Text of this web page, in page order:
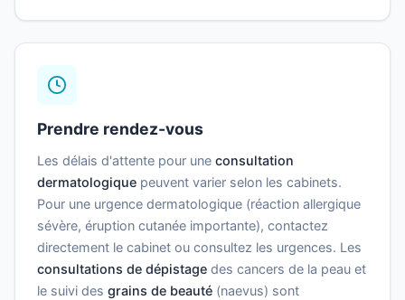
Prendre rendez-vous
Les délais d'attente pour une consultation
dermatologique peuvent varier selon les cabinets.
Pour une urgence dermatologique (réaction allergique
sévère, éruption cutanée importante), contactez
directement le cabinet ou consultez les urgences. Les
consultations de dépistage des cancers de la peau et
le suivi des grains de beauté (naevus) sont